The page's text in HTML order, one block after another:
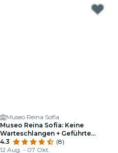
Museo Reina Sofía
Museo Reina Sofía: Keine
Warteschlangen + Geführte
Besichtigung
4.3
(8)
12 Aug. - 07 Okt.